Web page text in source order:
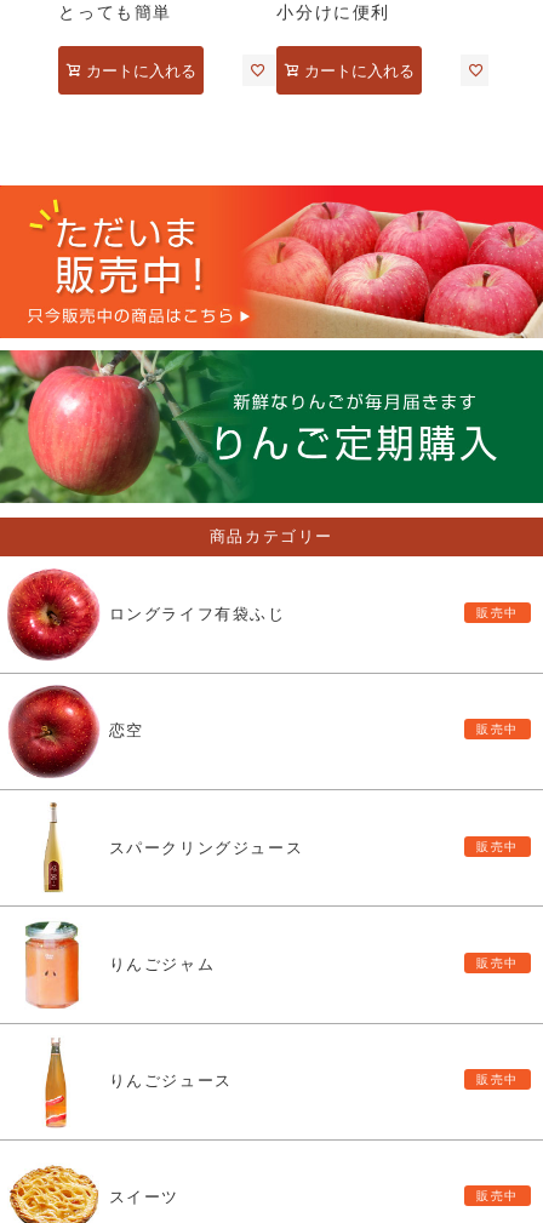
とっても簡単
カートに入れる
小分けに便利
カートに入れる
商品カテゴリー
ロングライフ有袋ふじ
恋空
スパークリングジュース
りんごジャム
りんごジュース
スイーツ